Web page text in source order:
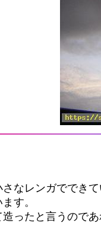
なレンガででき
す。
造ったと言うので